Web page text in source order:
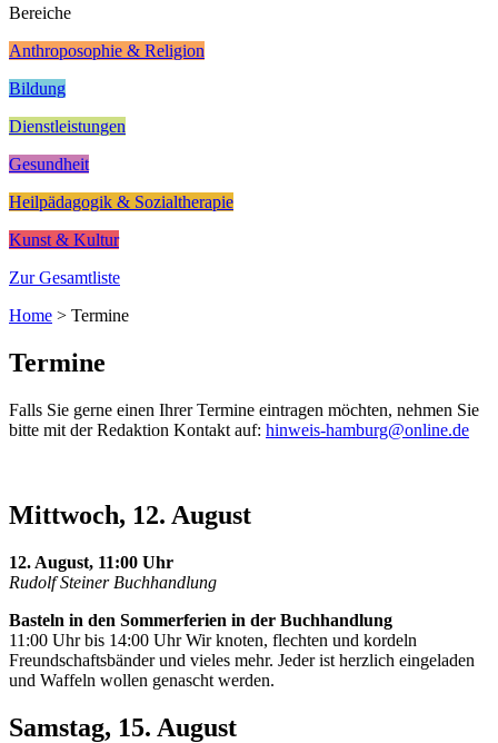
Bereiche
Anthroposophie & Religion
Bildung
Dienstleistungen
Gesundheit
Heilpädagogik & Sozialtherapie
Kunst & Kultur
Zur Gesamtliste
Home > Termine
Termine
Falls Sie gerne einen Ihrer Termine eintragen möchten, nehmen Sie
bitte mit der Redaktion Kontakt auf: hinweis-hamburg@online.de
Mittwoch, 12. August
12. August, 11:00 Uhr
Rudolf Steiner Buchhandlung
Basteln in den Sommerferien in der Buchhandlung
11:00 Uhr bis 14:00 Uhr Wir knoten, flechten und kordeln
Freundschaftsbänder und vieles mehr. Jeder ist herzlich eingeladen
und Waffeln wollen genascht werden.
Samstag, 15. August